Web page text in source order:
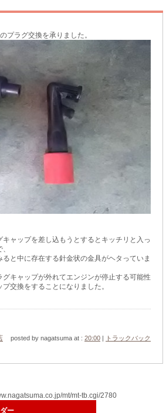
プラグ交換を承りました。
ャップを差し込もうとするとキッチリと入っ
と中に存在する針金状の金具がヘタっていま
グキャップが外れてエンジンが停止する可能性
交換をすることになりました。
posted by nagatsuma at : 20:00 |
トラックバック
mt/mt-tb.cgi/2780
ー